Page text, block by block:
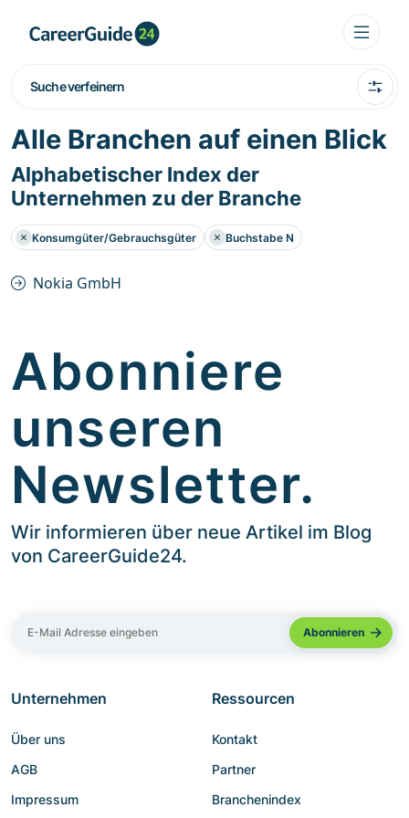
Suche verfeinern
Alle Branchen auf einen Blick
Alphabetischer Index der
Unternehmen zu der Branche
Konsumgüter/Gebrauchsgüter Buchstabe N
Nokia GmbH
Abonniere
unseren
Newsletter.
Wir informieren über neue Artikel im Blog
von CareerGuide24.
Unternehmen
Über uns
AGB
Impressum
Ressourcen
Kontakt
Partner
Branchenindex